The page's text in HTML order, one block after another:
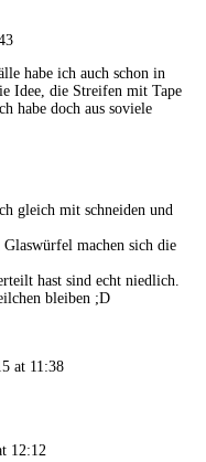
habe ich auch schon in
Idee, die Streifen mit Tape
habe doch aus soviele
gleich mit schneiden und
machen sich die
hast sind echt niedlich.
bleiben ;D
at 11:38
12:12